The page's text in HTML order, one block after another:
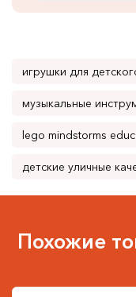
игрушки для
музыкальные
lego mindstorms
детские уличные
Похожие